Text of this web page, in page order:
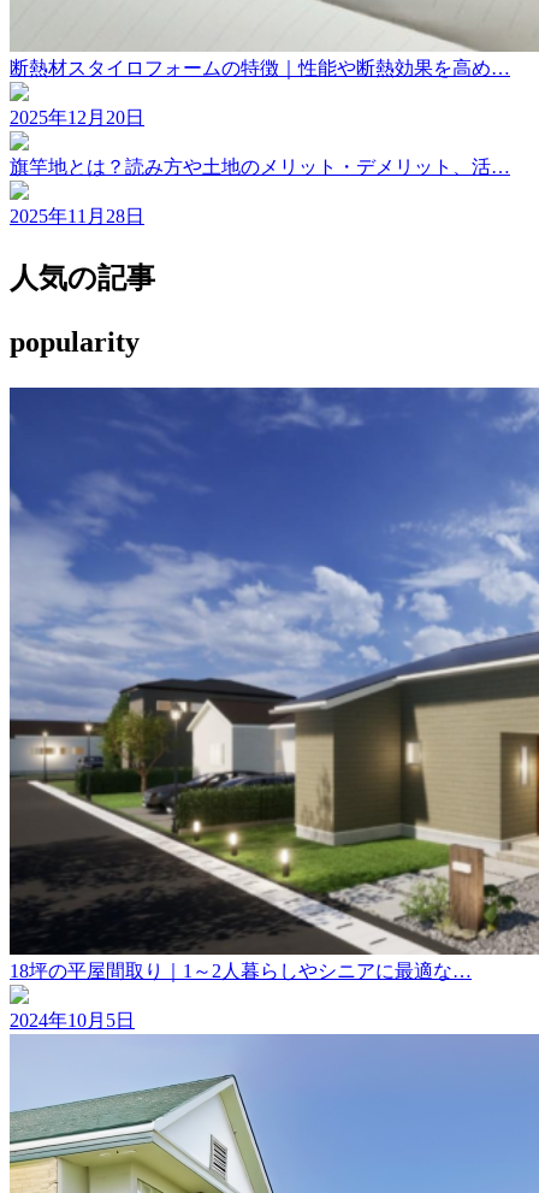
断熱材スタイロフォームの特徴｜性能や断熱効果を高め…
2025年12月20日
旗竿地とは？読み方や土地のメリット・デメリット、活…
2025年11月28日
人気の記事
popularity
18坪の平屋間取り｜1～2人暮らしやシニアに最適な…
2024年10月5日